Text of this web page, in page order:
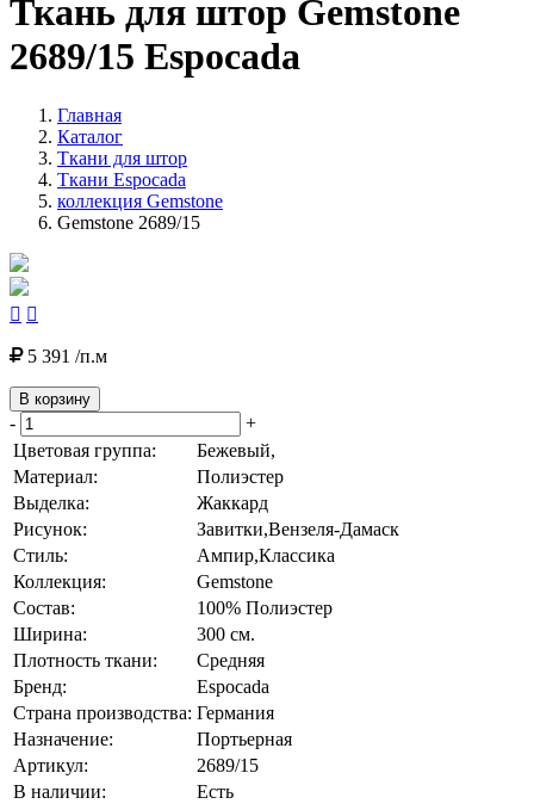
Ткань для штор Gemstone
2689/15 Espocada
Главная
Каталог
Ткани для штор
Ткани Espocada
коллекция Gemstone
Gemstone 2689/15
 
5 391 /п.м
В корзину
-
+
Цветовая группа:
Бежевый,
Материал:
Полиэстер
Выделка:
Жаккард
Рисунок:
Завитки,Вензеля-Дамаск
Стиль:
Ампир,Классика
Коллекция:
Gemstone
Состав:
100% Полиэстер
Ширина:
300 см.
Плотность ткани:
Средняя
Бренд:
Espocada
Страна производства: Германия
Назначение:
Портьерная
Артикул:
2689/15
В наличии:
Есть